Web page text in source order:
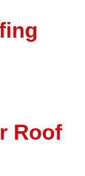
Roof